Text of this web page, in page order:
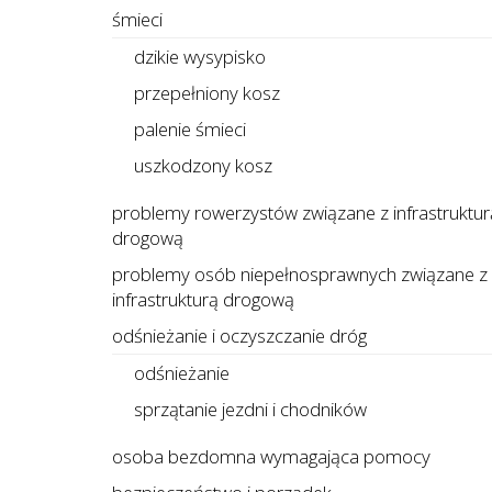
śmieci
dzikie wysypisko
przepełniony kosz
palenie śmieci
uszkodzony kosz
problemy rowerzystów związane z
drogową
problemy osób niepełnosprawnych związane z
infrastrukturą drogową
odśnieżanie i oczyszczanie dróg
odśnieżanie
sprzątanie jezdni i chodników
osoba bezdomna wymagająca pomocy